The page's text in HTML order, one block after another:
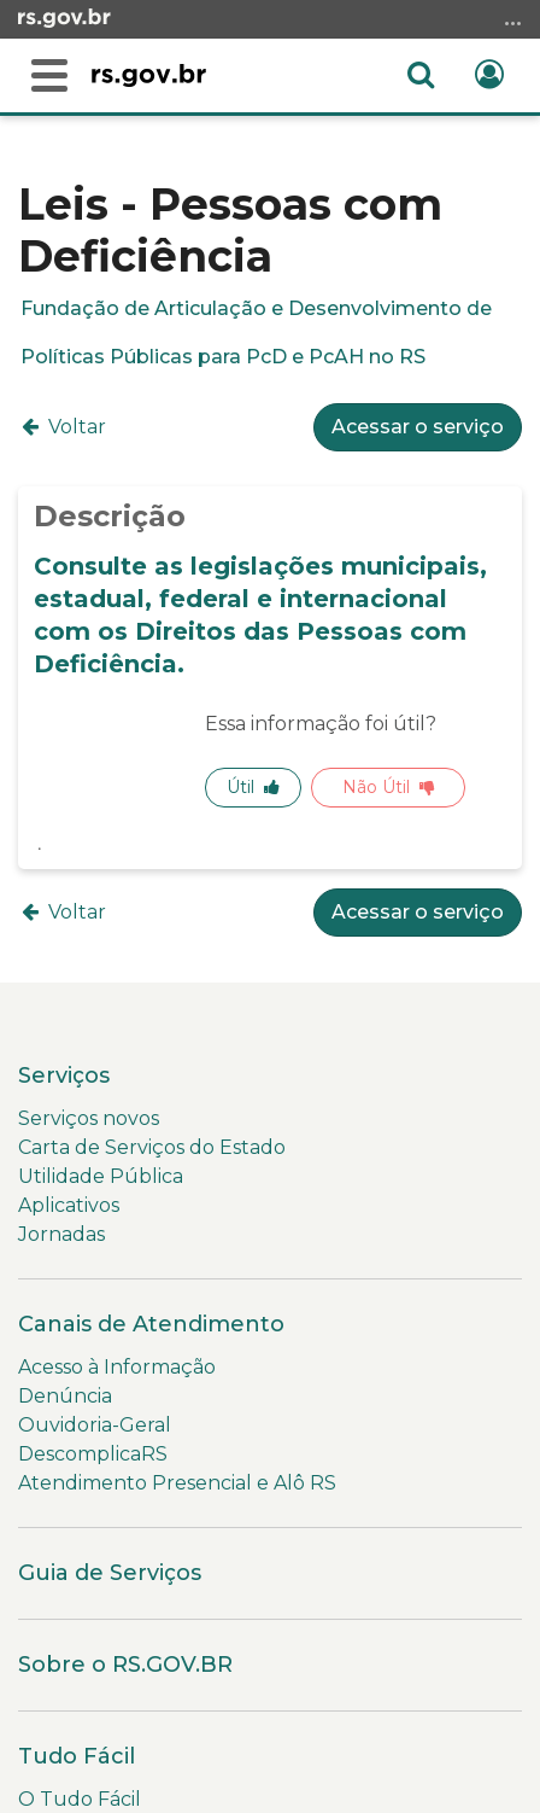
para
conteúdo
menu
para
Alterna
Abrir
conteúdo
Leis - Pessoas com
Deficiência
Fundação de Articulação e Desenvolvimento de
Políticas Públicas para PcD e PcAH no RS
Voltar Acessar o serviço
Descrição
Consulte as legislações municipais,
estadual, federal e internacional
com os Direitos das Pessoas com
Deficiência.
Essa informação foi útil?
Útil Não Útil
Voltar Acessar o serviço
Serviços
Serviços novos
Carta de Serviços do Estado
Utilidade Pública
Aplicativos
Jornadas
Canais de Atendimento
Acesso à Informação
Denúncia
Ouvidoria-Geral
DescomplicaRS
Atendimento Presencial e Alô RS
Guia de Serviços
Sobre o RS.GOV.BR
Tudo Fácil
O Tudo Fácil